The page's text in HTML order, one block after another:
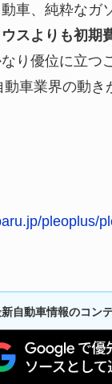
車、純粋なガ
スよりも初期
り優位に立つ
動車業界の動き
pleoplus/
自動車情報のコン